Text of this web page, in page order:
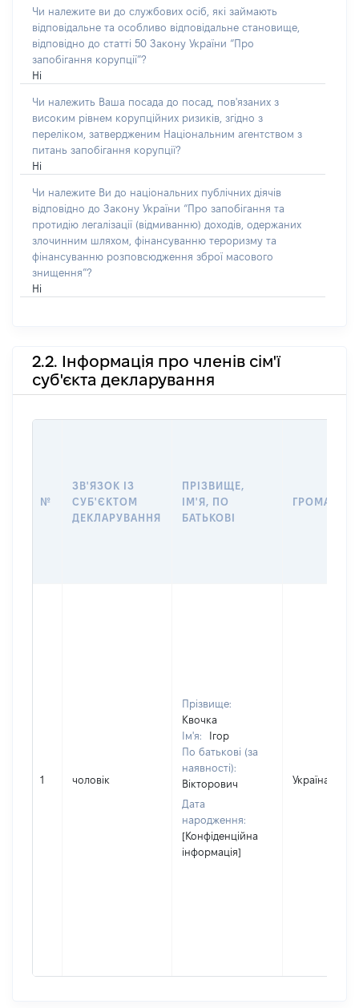
Чи належите ви до службових осіб, які займають
відповідальне та особливо відповідальне становище,
відповідно до статті 50 Закону України “Про
запобігання корупції”?
Ні
Чи належить Ваша посада до посад, пов'язаних з
високим рівнем корупційних ризиків, згідно з
переліком, затвердженим Національним агентством з
питань запобігання корупції?
Ні
Чи належите Ви до національних публічних діячів
відповідно до Закону України “Про запобігання та
протидію легалізації (відмиванню) доходів, одержаних
злочинним шляхом, фінансуванню тероризму та
фінансуванню розповсюдження зброї масового
знищення”?
Ні
2.2. Інформація про членів сім'ї
суб'єкта декларування
№
ЗВ'ЯЗОК ІЗ
СУБ'ЄКТОМ
ДЕКЛАРУВАННЯ
ПРІЗВИЩЕ,
ІМ'Я, ПО
БАТЬКОВІ
1 чоловік
Прізвище:
Квочка
Ім'я:
Ігор
По батькові (за
наявності):
Вікторович
Дата
народження:
[Конфіденційна
інформація]
Україна